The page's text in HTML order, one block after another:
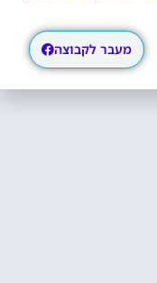
מעבר לקבוצה